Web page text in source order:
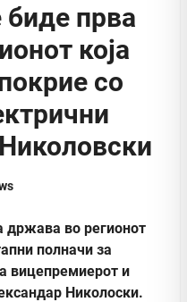
биде прва
која
со
држава во регионот
полначи за
вицепремиерот и
Николоски.